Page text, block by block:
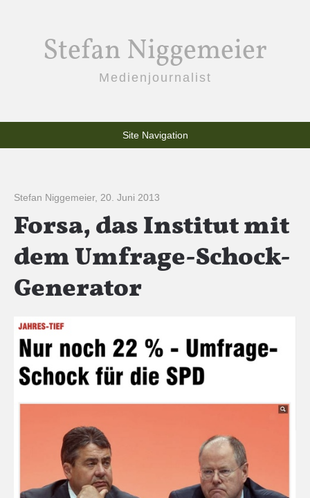
Stefan Niggemeier
Medienjournalist
Site Navigation
Stefan Niggemeier, 20. Juni 2013
Forsa, das Institut mit
dem Umfrage-Schock-
Generator